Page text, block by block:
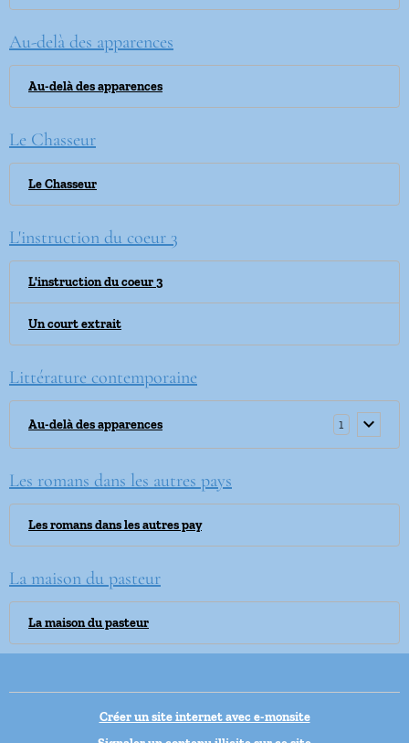
Au-delà des apparences
Au-delà des apparences
Le Chasseur
Le Chasseur
L'instruction du coeur 3
L'instruction du coeur 3
Un court extrait
Littérature contemporaine
Au-delà des apparences 1
Les romans dans les autres pays
Les romans dans les autres pay
La maison du pasteur
La maison du pasteur
Créer un site internet avec e-monsite